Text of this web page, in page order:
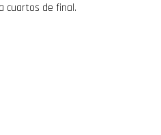
cuartos de final.